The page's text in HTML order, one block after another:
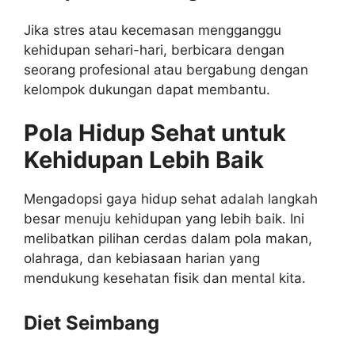
Jika stres atau kecemasan mengganggu
kehidupan sehari-hari, berbicara dengan
seorang profesional atau bergabung dengan
kelompok dukungan dapat membantu.
Pola Hidup Sehat untuk
Kehidupan Lebih Baik
Mengadopsi gaya hidup sehat adalah langkah
besar menuju kehidupan yang lebih baik. Ini
melibatkan pilihan cerdas dalam pola makan,
olahraga, dan kebiasaan harian yang
mendukung kesehatan fisik dan mental kita.
Diet Seimbang